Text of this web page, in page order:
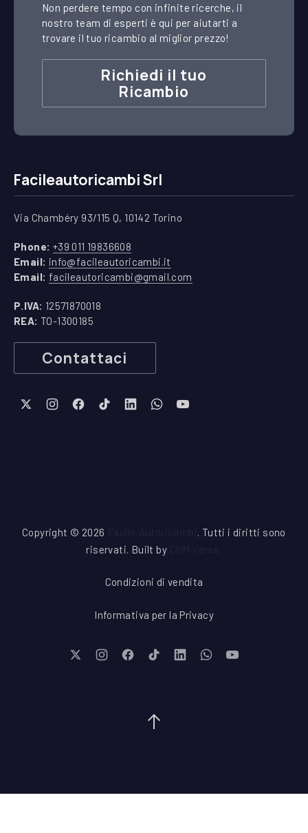
Non perdere tempo con infinite ricerche, il
nostro team di esperti è qui per aiutarti a
trovare il tuo ricambio al miglior prezzo!
Richiedi il tuo
Ricambio
Facileautoricambi Srl
Via Chambéry 93/115 Q, 10142 Torino
Phone: +39 011 19836608
Email: info@facileautoricambi.it
Email: facileautoricambi@gmail.com
P.IVA: 12571870018
REA: TO-1300185
Contattaci
New Window
New Window
New Window
New Window
New Window
New WindowNew Window
Copyright © 2026 Facile Autoricambi . Tutti i diritti sono
riservati. Built by CGM Verse
Condizioni di vendita
Informativa per la Privacy
New Window
New Window
New Window
New Window
New Window
New WindowNew Window